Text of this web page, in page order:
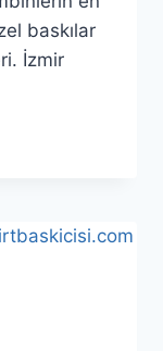
baskılar
İzmir